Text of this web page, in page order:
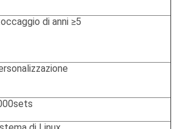
di anni ≥5